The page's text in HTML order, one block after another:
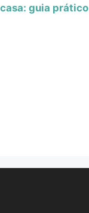
guia prático